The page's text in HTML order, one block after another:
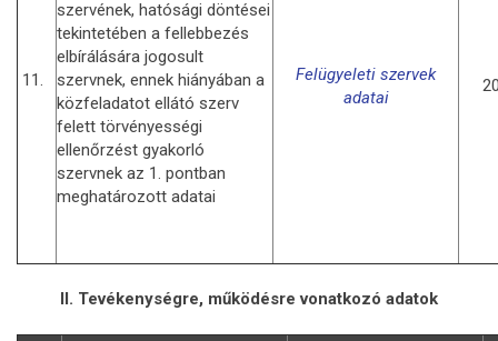
11.
szervének, hatósági döntései
tekintetében a fellebbezés
elbírálására jogosult
szervnek, ennek hiányában a
közfeladatot ellátó szerv
felett törvényességi
ellenőrzést gyakorló
szervnek az 1. pontban
meghatározott adatai
Felügyeleti szervek
adatai
II. Tevékenységre, működésre vonatkozó adatok